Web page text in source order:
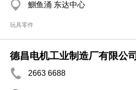
鰂鱼涌 东达中心
玩具零件
德昌电机工业制造厂有限公司
2663 6688